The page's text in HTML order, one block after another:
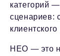
категорий
сценариев:
НЕО — это